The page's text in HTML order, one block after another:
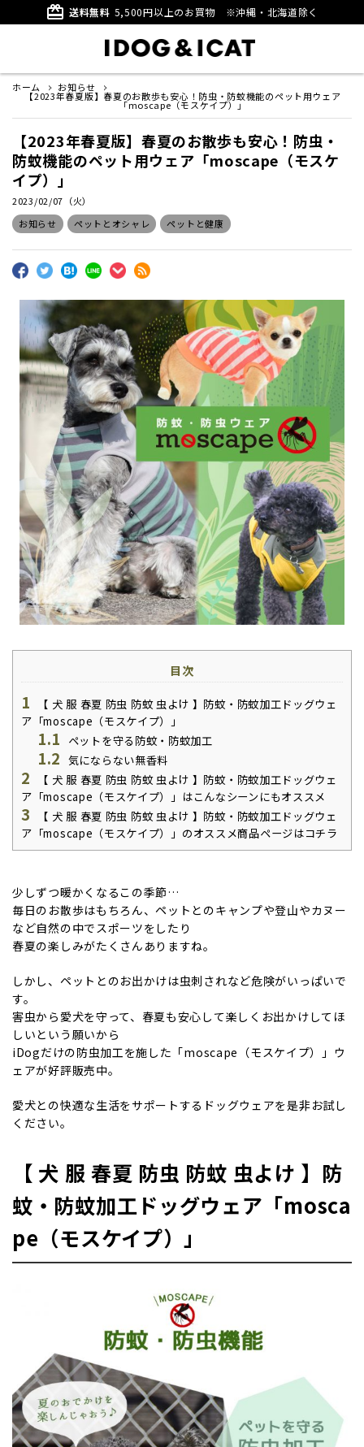
card_giftcard 送料無料 5,500円以上のお買物 ※沖縄・北海道除く
ホーム お知らせ
【2023年春夏版】春夏のお散歩も安心！防虫・防蚊機能のペット用ウェア
「moscape（モスケイプ）」
【2023年春夏版】春夏のお散歩も安心！防虫・
防蚊機能のペット用ウェア「moscape（モスケ
イプ）」
2023/02/07（火）
お知らせ
ペットとオシャレ ペットと健康
目次
1
【 犬 服 春夏 防虫 防蚊 虫よけ 】防蚊・防蚊加工ドッグウェ
ア「moscape（モスケイプ）」
1.1 ペットを守る防蚊・防蚊加工
1.2 気にならない無香料
2
【 犬 服 春夏 防虫 防蚊 虫よけ 】防蚊・防蚊加工ドッグウェ
ア「moscape（モスケイプ）」はこんなシーンにもオススメ
3
【 犬 服 春夏 防虫 防蚊 虫よけ 】防蚊・防蚊加工ドッグウェ
ア「moscape（モスケイプ）」のオススメ商品ページはコチラ
少しずつ暖かくなるこの季節…
毎日のお散歩はもちろん、ペットとのキャンプや登山やカヌー
など自然の中でスポーツをしたり
春夏の楽しみがたくさんありますね。
しかし、ペットとのお出かけは虫刺されなど危険がいっぱいで
す。
害虫から愛犬を守って、春夏も安心して楽しくお出かけしてほ
しいという願いから
iDogだけの防虫加工を施した「moscape（モスケイプ）」ウ
ェアが好評販売中。
愛犬との快適な生活をサポートするドッグウェアを是非お試し
ください。
【 犬 服 春夏 防虫 防蚊 虫よけ 】防
蚊・防蚊加工ドッグウェア「mosca
pe（モスケイプ）」